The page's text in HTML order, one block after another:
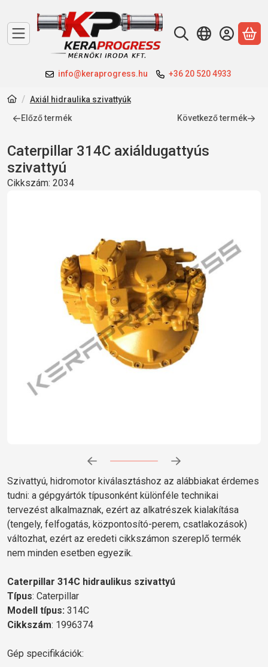
info@keraprogress.hu +36 20 520 4933
A
Axiál hidraulika szivattyúk
Előző termék
Következő termék
Caterpillar 314C axiáldugattyús
szivattyú
Cikkszám: 2034
Szivattyú, hidromotor kiválasztáshoz az alábbiakat érdemes
tudni: a gépgyártók típusonként különféle technikai
tervezést alkalmaznak, ezért az alkatrészek kialakítása
(tengely, felfogatás, központosító-perem, csatlakozások)
változhat, ezért az eredeti cikkszámon szereplő termék
nem minden esetben egyezik.
Caterpillar 314C hidraulikus szivattyú
Típus: Caterpillar
Modell típus: 314C
Cikkszám: 1996374
Gép specifikációk: